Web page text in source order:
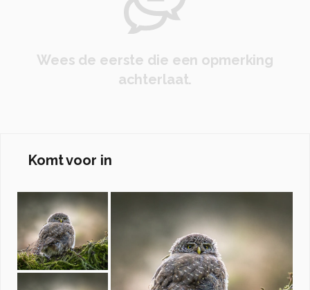
Wees de eerste die een opmerking
achterlaat.
Komt voor in